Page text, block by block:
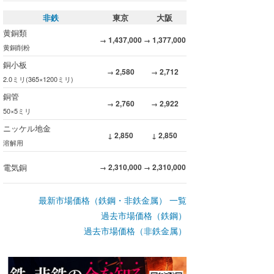
非鉄 東京
大阪
黄銅類
黄銅削粉
→ 1,437,000 → 1,377,000
銅小板
2.0ミリ(365×1200ミリ)
→ 2,580 → 2,712
銅管
50×5ミリ
→ 2,760 → 2,922
ニッケル地金
溶解用
↓ 2,850 ↓ 2,850
電気銅 → 2,310,000 → 2,310,000
最新市場価格（鉄鋼・非鉄金属） 一覧
過去市場価格（鉄鋼）
過去市場価格（非鉄金属）